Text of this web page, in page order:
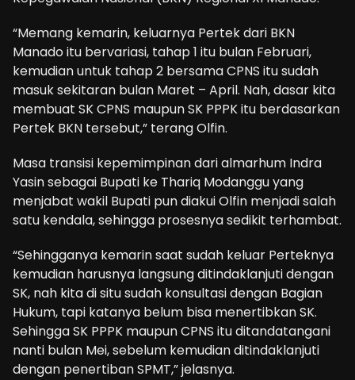
“Memang kemarin, keluarnya Pertek dari BKN
Manado itu bervariasi, tahap 1 itu bulan Februari,
kemudian untuk tahap 2 bersama CPNS itu sudah
masuk sekitaran bulan Maret – April. Nah, dasar kita
membuat SK CPNS maupun SK PPPK itu berdasarkan
Pertek BKN tersebut,” terang Olfin.
Masa transisi kepemimpinan dari almarhum Indra
Yasin sebagai Bupati ke Thariq Modanggu yang
menjabat wakil Bupati pun diakui Olfin menjadi salah
satu kendala, sehingga prosesnya sedikit terhambat.
“Sehingganya kemarin saat sudah keluar Perteknya
kemudian harusnya langsung ditindaklanjuti dengan
SK, nah kita di situ sudah konsultasi dengan Bagian
Hukum, tapi katanya belum bisa menertibkan SK.
Sehingga SK PPPK maupun CPNS itu ditandatangani
nanti bulan Mei, sebelum kemudian ditindaklanjuti
dengan penertiban SPMT,” jelasnya.